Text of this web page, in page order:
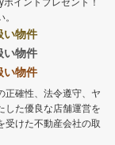
い物件
い物件
い物件
正確性、法令遵守、ヤ
した優良な店舗運営を
受けた不動産会社の取